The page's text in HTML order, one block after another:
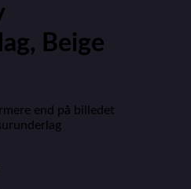
Beige
end på billedet